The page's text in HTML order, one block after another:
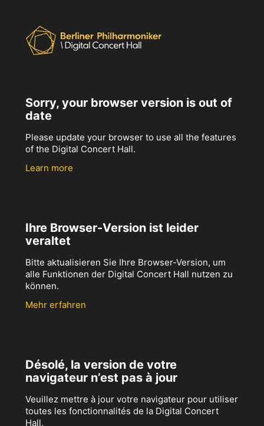
Sorry, your browser version is out of
date
Please update your browser to use all the features
of the Digital Concert Hall.
Learn more
Ihre Browser-Version ist leider
veraltet
Bitte aktualisieren Sie Ihre Browser-Version, um
alle Funktionen der Digital Concert Hall nutzen zu
können.
Mehr erfahren
Désolé, la version de votre
navigateur n’est pas à jour
Veuillez mettre à jour votre navigateur pour utiliser
toutes les fonctionnalités de la Digital Concert
Hall.